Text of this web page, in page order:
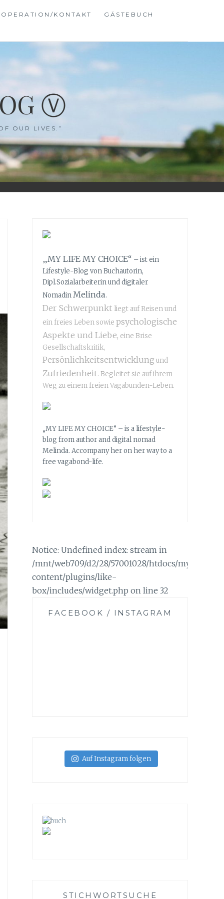
KONTAKT
GÄSTEBUCH
Ⓥ
OUR LIVES.”
„MY LIFE MY CHOICE“ – ist ein
Lifestyle-Blog von Buchautorin,
Dipl.Sozialarbeiterin und digitaler
Nomadin Melinda.
Der Schwerpunkt liegt auf Reisen und
ein freies Leben sowie psychologische
Aspekte und Liebe, eine Brise
Gesellschaftskritik,
Persönlichkeitsentwicklung und
Zufriedenheit. Begleitet sie auf ihrem
Weg zu einem freien Vagabunden-Leben.
„MY LIFE MY CHOICE“ – is a lifestyle-
blog from author and digital nomad
Melinda. Accompany her on her way to a
free vagabond-life.
Notice: Undefined index: stream in
/mnt/web709/d2/28/57001028/htdocs/
content/plugins/like-
box/includes/widget.php on line 32
FACEBOOK / INSTAGRAM
Auf Instagram folgen
STICHWORTSUCHE